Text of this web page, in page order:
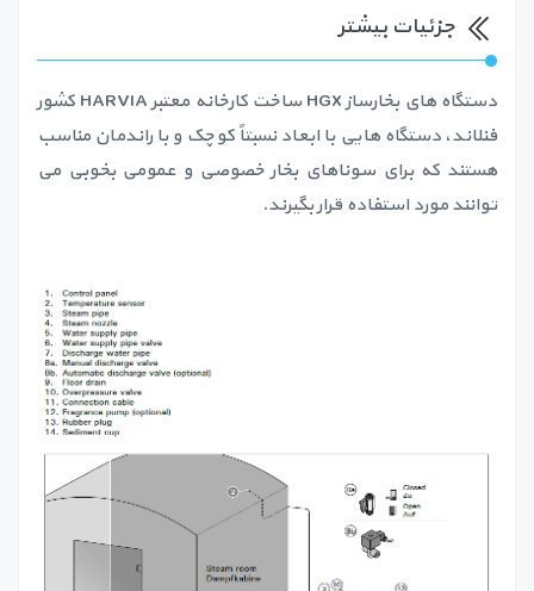
جزئیات بیشتر
دستگاه های بخارساز HGX ساخت کارخانه معتبر HARVIA کشور
فنلاند، دستگاه هایی با ابعاد نسبتاً کوچک و با راندمان مناسب
هستند که برای سوناهای بخار خصوصی و عمومی بخوبی می
توانند مورد استفاده قرار بگیرند.